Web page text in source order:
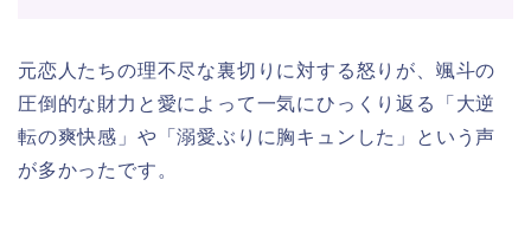
元恋人たちの理不尽な裏切りに対する怒りが、颯斗の
圧倒的な財力と愛によって一気にひっくり返る「大逆
転の爽快感」や「溺愛ぶりに胸キュンした」という声
が多かったです。